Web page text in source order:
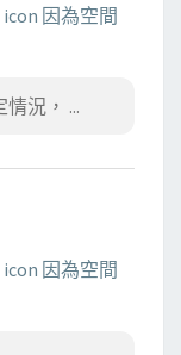
因為空間
況， ...
因為空間